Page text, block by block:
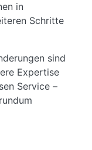
in
Schritte
sind
Expertise
Service –